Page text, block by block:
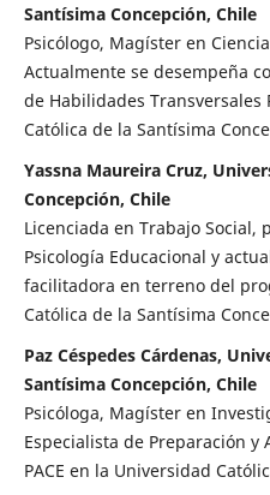
Santísima Concepción, Chile
Psicólogo, Magíster en
Actualmente se desempeña
de Habilidades Transversales
Católica de la Santísima
Yassna Maureira Cruz,
Concepción, Chile
Licenciada en Trabajo Social,
Psicología Educacional y
facilitadora en terreno del
Católica de la Santísima
Paz Céspedes Cárdenas,
Santísima Concepción, Chile
Psicóloga, Magíster en
Especialista de Preparación
PACE en la Universidad